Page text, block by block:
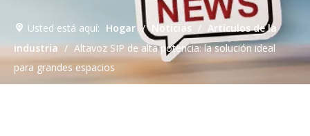
Usted está aquí: Hogar / Noticias / Artículos de la
industria / Altavoz SIP de alta potencia: la solución ideal
para grandes espacios